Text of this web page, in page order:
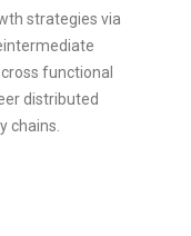
strategies via
functional
distributed
chains.